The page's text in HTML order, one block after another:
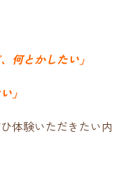
何とかしたい」
」
体験いただきたい内